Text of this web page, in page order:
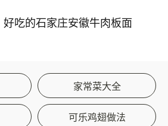
好吃的石家庄安徽牛肉板面
家常菜大全
可乐鸡翅做法